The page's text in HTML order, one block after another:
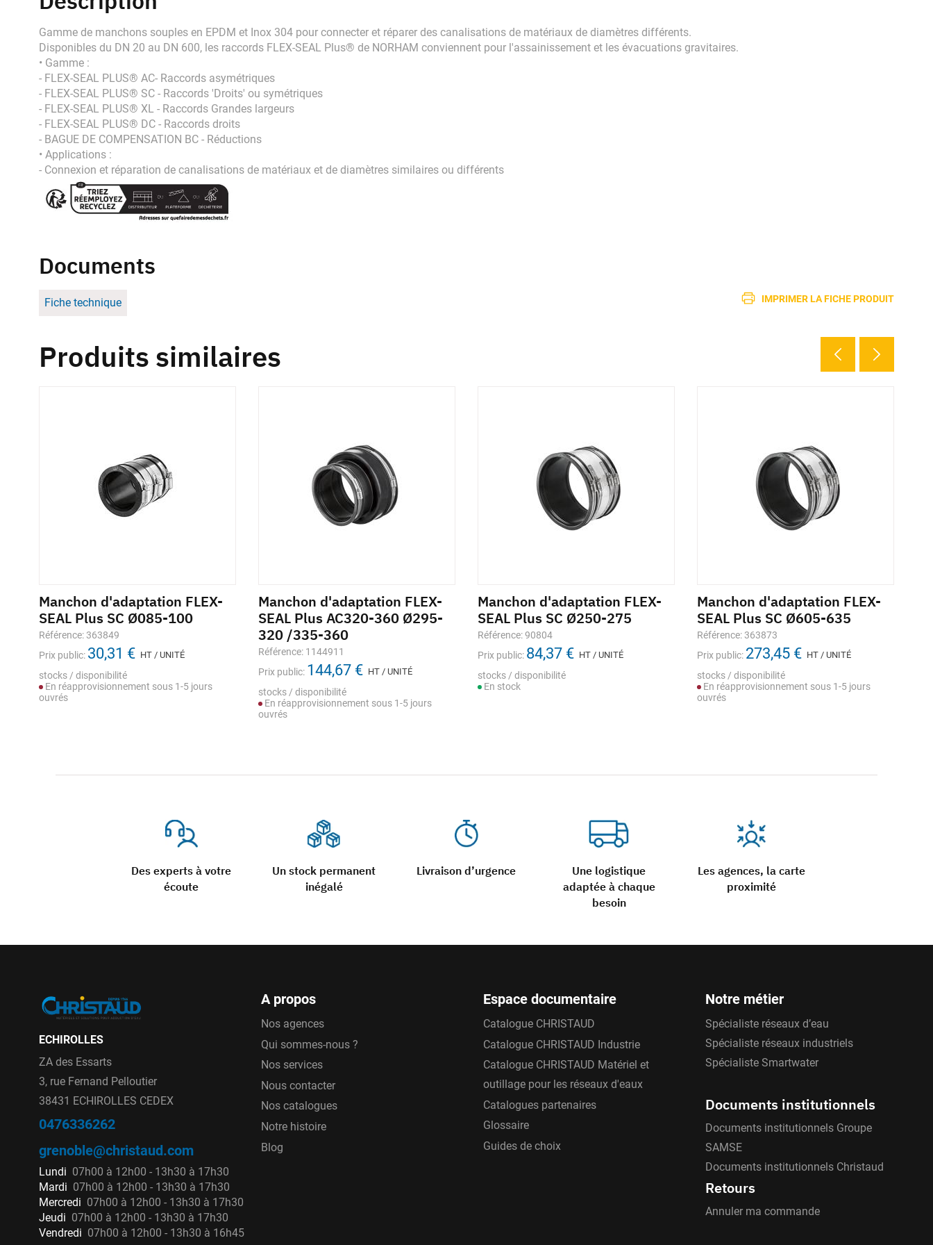
Gamme de manchons souples en EPDM et Inox 304 pour connecter et réparer des canalisations de matériaux de diamètres différents.
Disponibles du DN 20 au DN 600, les raccords FLEX-SEAL Plus® de NORHAM conviennent pour l'assainissement et les évacuations gravitaires.
• Gamme :
- FLEX-SEAL PLUS® AC- Raccords asymétriques
- FLEX-SEAL PLUS® SC - Raccords 'Droits' ou symétriques
- FLEX-SEAL PLUS® XL - Raccords Grandes largeurs
- FLEX-SEAL PLUS® DC - Raccords droits
- BAGUE DE COMPENSATION BC - Réductions
• Applications :
- Connexion et réparation de canalisations de matériaux et de diamètres similaires ou différents
Documents
Fiche technique IMPRIMER LA FICHE PRODUIT
Des experts à votre
écoute
Un stock permanent
inégalé
Livraison d’urgence
Une logistique
adaptée à chaque
besoin
Les agences, la carte
proximité
Produits similaires
Manchon d'adaptation FLEX-
SEAL Plus SC Ø085-100
Référence: 363849
Prix public: 30,31 € HT / UNITÉ
stocks / disponibilité
En réapprovisionnement sous 1-5 jours
ouvrés
Manchon d'adaptation FLEX-
SEAL Plus AC320-360 Ø295-
320 /335-360
Référence: 1144911
Prix public: 144,67 € HT / UNITÉ
stocks / disponibilité
En réapprovisionnement sous 1-5 jours
ouvrés
Manchon d'adaptation FLEX-
SEAL Plus SC Ø250-275
Référence: 90804
Prix public: 84,37 € HT / UNITÉ
stocks / disponibilité
En stock
Manchon d'adaptation FLEX-
SEAL Plus SC Ø605-635
Référence: 363873
Prix public: 273,45 € HT / UNITÉ
stocks / disponibilité
En réapprovisionnement sous 1-5 jours
ouvrés
ECHIROLLES
ZA des Essarts
3, rue Fernand Pelloutier
38431 ECHIROLLES CEDEX
0476336262
grenoble@christaud.com
Lundi 07h00 à 12h00 - 13h30 à 17h30
Mardi 07h00 à 12h00 - 13h30 à 17h30
Mercredi 07h00 à 12h00 - 13h30 à 17h30
Jeudi 07h00 à 12h00 - 13h30 à 17h30
Vendredi 07h00 à 12h00 - 13h30 à 16h45
A propos
Nos agences
Qui sommes-nous ?
Nos services
Nous contacter
Nos catalogues
Notre histoire
Blog
Espace documentaire
Catalogue CHRISTAUD
Catalogue CHRISTAUD Industrie
Catalogue CHRISTAUD Matériel et
outillage pour les réseaux d'eaux
Catalogues partenaires
Glossaire
Guides de choix
Notre métier
Spécialiste réseaux d’eau
Spécialiste réseaux industriels
Spécialiste Smartwater
Documents institutionnels
Documents institutionnels Groupe
SAMSE
Documents institutionnels Christaud
Retours
Annuler ma commande